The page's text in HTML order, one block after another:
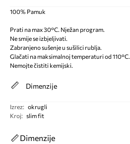
100% Pamuk
Prati na max 30°C. Nježan program.
Ne smije se izbjeljivati.
Zabranjeno sušenje u sušilici rublja.
Glačati na maksimalnoj temperaturi od 110°C.
Nemojte čistiti kemijski.
Dimenzije
Izrez: okrugli
Kroj: slim fit
Dimenzije